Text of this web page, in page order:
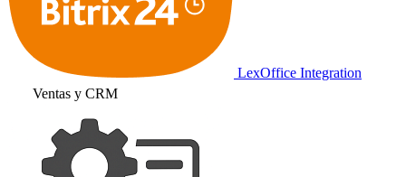
LexOffice Integration
Ventas y CRM